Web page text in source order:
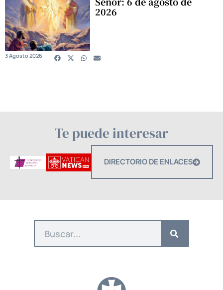
2026
3 Agosto 2026
Te puede interesar
DIRECTORIO DE ENLACES